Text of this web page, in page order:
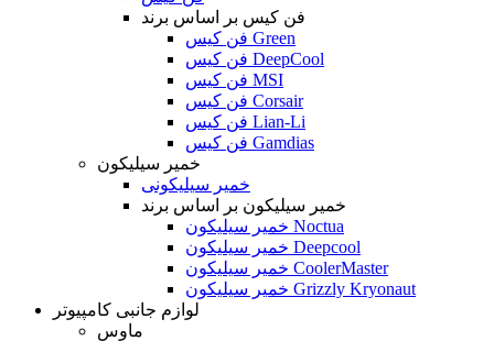
فن کیس بر اساس برند
فن کیس Green
فن کیس DeepCool
فن کیس MSI
فن کیس Corsair
فن کیس Lian-Li
فن کیس Gamdias
خمیر سیلیکون
خمیر سیلیکونی
خمیر سیلیکون بر اساس برند
خمیر سیلیکون Noctua
خمیر سیلیکون Deepcool
خمیر سیلیکون CoolerMaster
خمیر سیلیکون Grizzly Kryonaut
لوازم جانبی کامپیوتر
ماوس